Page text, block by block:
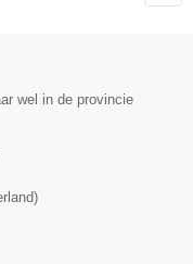
wel in de provincie
)